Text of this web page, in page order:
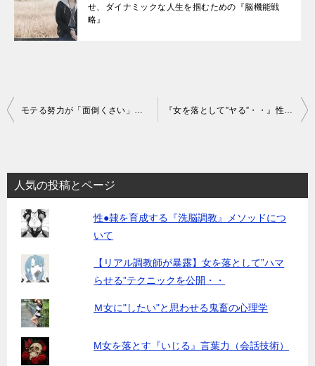
せ、ダイナミックな人生を掴むための『脳機能戦
略』
投
ビ
ゲ
人気の投稿とページ
性●隷を育成する『洗脳調教』メソッドにつ
いて
【リアル調教師が暴露】女を落として”ハマ
らせる”テクニックを公開・・
Ｍ女に"したい"と思わせる鬼畜の心理学
M女を落とす『いじる』言葉力（会話技術）